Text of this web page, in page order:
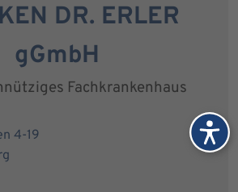
DR. ERLER
gGmbH
Fachkrankenhaus
4-19